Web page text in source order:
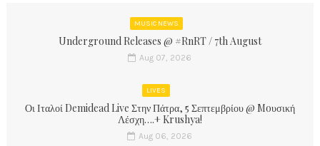
MUSIC NEWS
Underground Releases @ #RnRT / 7th August
Aug 07, 2026
LIVES
Οι Ιταλοί Demidead Live Στην Πάτρα, 5 Σεπτεμβρίου @ Moυσική
Λέσχη….+ Krushya!
Aug 06, 2026